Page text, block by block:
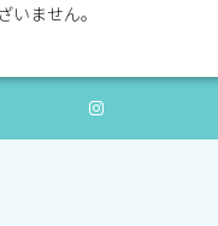
いません。